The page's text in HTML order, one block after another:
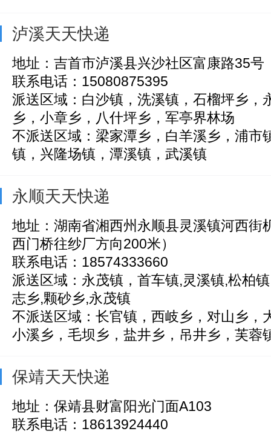
泸溪天天快递
地址：吉首市泸溪县兴沙社区富康路35号
联系电话：15080875395
派送区域：白沙镇，洗溪镇，石榴坪乡，
乡，小章乡，八什坪乡，军亭界林场
不派送区域：梁家潭乡，白羊溪乡，浦市
镇，兴隆场镇，潭溪镇，武溪镇
永顺天天快递
地址：湖南省湘西州永顺县灵溪镇河西街
西门桥往纱厂方向200米）
联系电话：18574333660
派送区域：永茂镇，首车镇,灵溪镇,松柏
志乡,颗砂乡,永茂镇
不派送区域：长官镇，西岐乡，对山乡，
小溪乡，毛坝乡，盐井乡，吊井乡，芙蓉
保靖天天快递
地址：保靖县财富阳光门面A103
联系电话：18613924440